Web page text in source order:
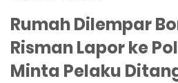
Rumah Dilempar
Risman Lapor ke
Minta Pelaku